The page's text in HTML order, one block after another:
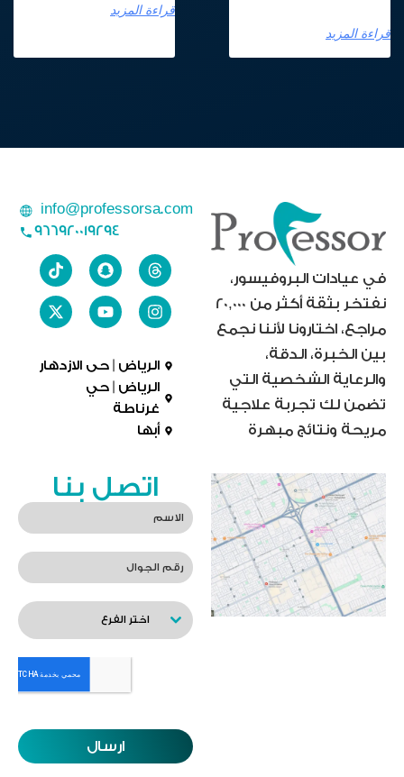
قراءة المزيد
قراءة المزيد
في عيادات البروفيسور،
نفتخر بثقة أكثر من 20,000
مراجع، اختارونا لأننا نجمع
بين الخبرة، الدقة،
والرعاية الشخصية التي
تضمن لك تجربة علاجية
مريحة ونتائج مبهرة
info@professorsa.com
966920019294
الرياض | حى الازدهار
الرياض | حي
غرناطة
أبها
اتصل بنا
اختر الفرع
ارسال